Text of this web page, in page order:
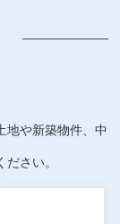
地や新築物件、中
さい。